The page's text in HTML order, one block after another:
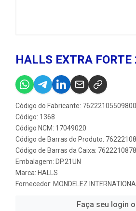
HALLS EXTRA FORTE
Código do Fabricante: 76222105509800
Código: 1368
Código NCM: 17049020
Código de Barras do Produto:
Código de Barras da Caixa:
Embalagem: DP.21UN
Marca: HALLS
Fornecedor: MONDELEZ INTERNATIONAL
Faça seu login